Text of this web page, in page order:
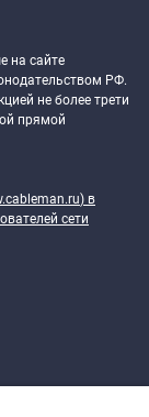
на сайте
РФ.
не более трети
прямой
) в
сети